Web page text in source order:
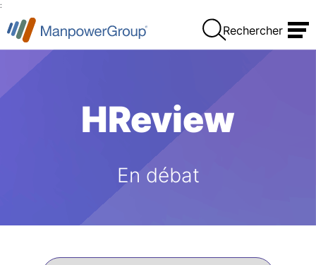
:
Rechercher
HReview
En débat